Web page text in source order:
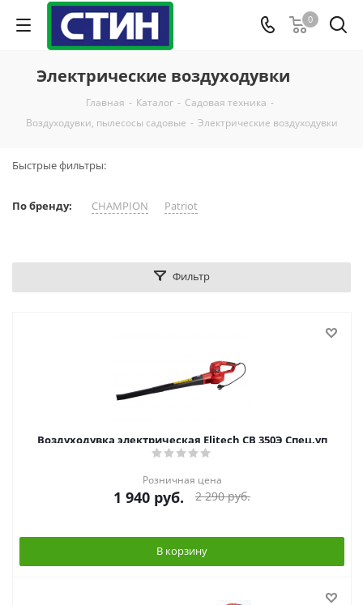
0
Электрические воздуходувки
Главная - Каталог - Садовая техника -
Воздуходувки, пылесосы садовые - Электрические воздуходувки
Быстрые фильтры:
По бренду: CHAMPION Patriot
Фильтр
Воздуходувка электрическая Elitech СВ 350Э Спец.уп
Розничная цена
1 940 руб. 2 290руб.
В корзину